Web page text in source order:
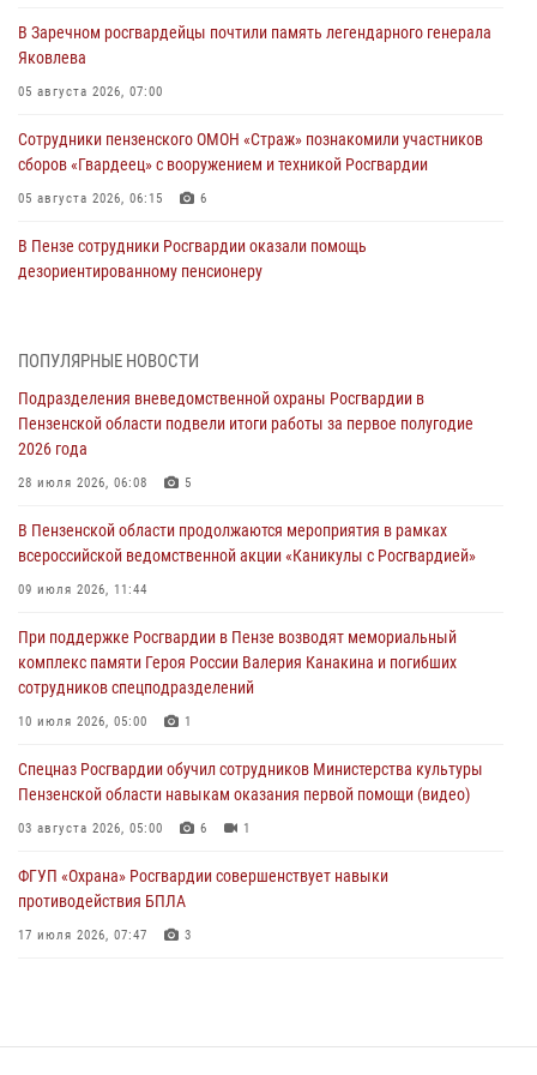
В Заречном росгвардейцы почтили память легендарного генерала
Яковлева
05 августа 2026, 07:00
Сотрудники пензенского ОМОН «Страж» познакомили участников
сборов «Гвардеец» с вооружением и техникой Росгвардии
05 августа 2026, 06:15 6
В Пензе сотрудники Росгвардии оказали помощь
дезориентированному пенсионеру
В Пензе при силовой поддержке Росгвардии пресечена
(видео)
В Управлении Росгвардии по Пензенской области подвели итоги
Росгвардия обеспечила безопасность праздничных мероприятий в
03 августа 2026, 07:14 1
В Пензе сотрудники Росгвардии задержали мужчину, который
криками и нецензурной бранью напугал жильцов многоквартирного
03 августа 2026, 05:59
ПОПУЛЯРНЫЕ НОВОСТИ
Подразделения вневедомственной охраны Росгвардии в
Пензенской области подвели итоги работы за первое полугодие
2026 года
28 июля 2026, 06:08 5
В Пензенской области продолжаются мероприятия в рамках
всероссийской ведомственной акции «Каникулы с Росгвардией»
09 июля 2026, 11:44
При поддержке Росгвардии в Пензе возводят мемориальный
комплекс памяти Героя России Валерия Канакина и погибших
сотрудников спецподразделений
10 июля 2026, 05:00 1
Спецназ Росгвардии обучил сотрудников Министерства культуры
Пензенской области навыкам оказания первой помощи (видео)
03 августа 2026, 05:00 6 1
ФГУП «Охрана» Росгвардии совершенствует навыки
противодействия БПЛА
17 июля 2026, 07:47 3